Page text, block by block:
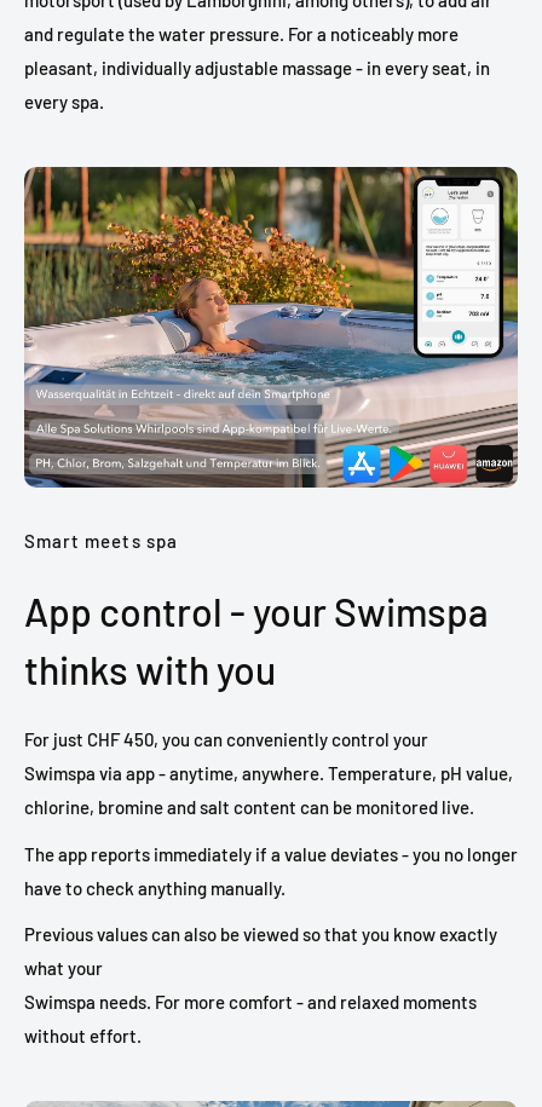
and regulate the water pressure. For a noticeably more
pleasant, individually adjustable massage - in every seat, in
every spa.
Smart meets spa
App control - your Swimspa
thinks with you
For just CHF 450, you can conveniently control your
Swimspa via app - anytime, anywhere. Temperature, pH value,
chlorine, bromine and salt content can be monitored live.
The app reports immediately if a value deviates - you no longer
have to check anything manually.
Previous values can also be viewed so that you know exactly
what your
Swimspa needs. For more comfort - and relaxed moments
without effort.